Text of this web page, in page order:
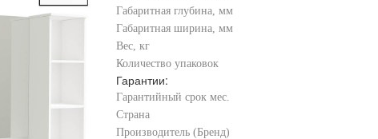
Габаритная глубина, мм
Габаритная ширина, мм
Вес, кг
Количество упаковок
Гарантии:
Гарантийный срок мес.
Страна
Производитель (Бренд)